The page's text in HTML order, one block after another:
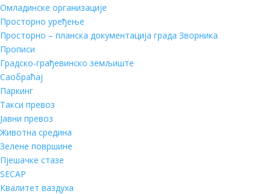
Омладинске организације
Просторно уређење
Просторно – планска документација града Зворника
Прописи
Градско-грађевинско земљиште
Саобраћај
Паркинг
Такси превоз
Јавни превоз
Животна средина
Зелене површине
Пјешачке стазе
SECAP
Квалитет ваздуха